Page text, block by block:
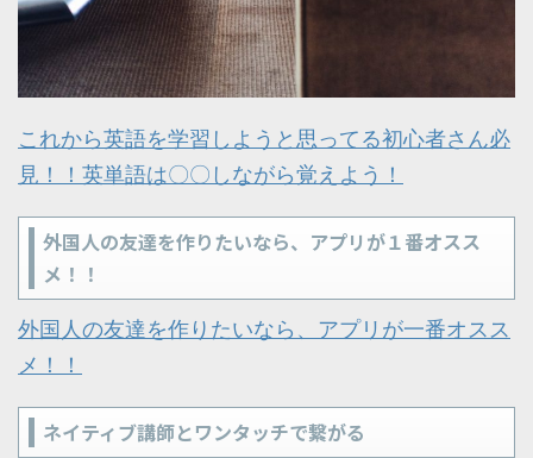
これから英語を学習しようと思ってる初心者さん必
見！！英単語は〇〇しながら覚えよう！
外国人の友達を作りたいなら、アプリが１番オスス
メ！！
外国人の友達を作りたいなら、アプリが一番オスス
メ！！
ネイティブ講師とワンタッチで繋がる